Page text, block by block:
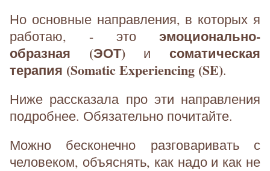
Но основные направления, в которых я
работаю, - это эмоционально-
образная (ЭОТ)и соматическая
терапия (Somatic Experiencing (SE).
Ниже рассказала про эти направления
подробнее. Обязательно почитайте.
Можно бесконечно разговаривать с
человеком, объяснять, как надо и как не